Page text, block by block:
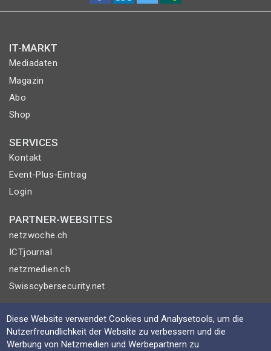
IT-MARKT
Mediadaten
Magazin
Abo
Shop
SERVICES
Kontakt
Event-Plus-Eintrag
Login
PARTNER-WEBSITES
netzwoche.ch
ICTjournal
netzmedien.ch
Swisscybersecurity.net
© NETZMEDIEN AG 2026
Impressum
AGB
Diese Website verwendet Cookies und Analysetools, um die
Nutzerfreundlichkeit der Website zu verbessern und die
Werbung von Netzmedien und Werbepartnern zu